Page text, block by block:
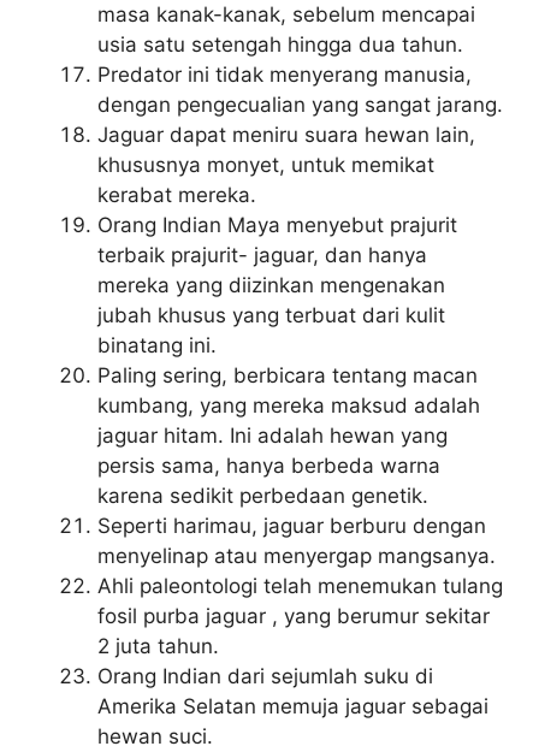
masa kanak-kanak, sebelum mencapai
usia satu setengah hingga dua tahun.
Predator ini tidak menyerang manusia,
dengan pengecualian yang sangat jarang.
Jaguar dapat meniru suara hewan lain,
khususnya monyet, untuk memikat
kerabat mereka.
Orang Indian Maya menyebut prajurit
terbaik prajurit- jaguar, dan hanya
mereka yang diizinkan mengenakan
jubah khusus yang terbuat dari kulit
binatang ini.
Paling sering, berbicara tentang macan
kumbang, yang mereka maksud adalah
jaguar hitam. Ini adalah hewan yang
persis sama, hanya berbeda warna
karena sedikit perbedaan genetik.
Seperti harimau, jaguar berburu dengan
menyelinap atau menyergap mangsanya.
Ahli paleontologi telah menemukan tulang
fosil purba jaguar , yang berumur sekitar
2 juta tahun.
Orang Indian dari sejumlah suku di
Amerika Selatan memuja jaguar sebagai
hewan suci.